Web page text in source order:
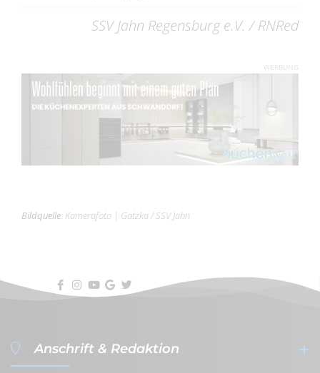
SSV Jahn Regensburg e.V. / RNRed
WERBUNG
Bildquelle: Kamerafoto | Gatzka / SSV Jahn
Anschrift & Redaktion